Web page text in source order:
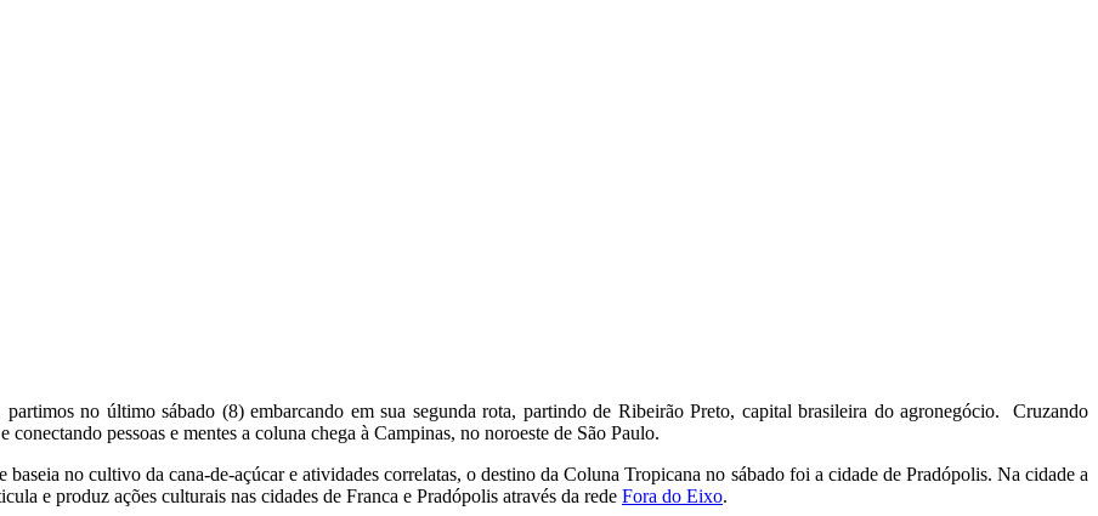
no último sábado (8) embarcando em sua segunda rota, partindo de Ribeirão Preto, capital brasileira do agronegócio. Cruzando
pessoas e mentes a coluna chega à Campinas, no noroeste de São Paulo.
no cultivo da cana-de-açúcar e atividades correlatas, o destino da Coluna Tropicana no sábado foi a cidade de Pradópolis. Na cidade a
e produz ações culturais nas cidades de Franca e Pradópolis através da rede Fora do Eixo.